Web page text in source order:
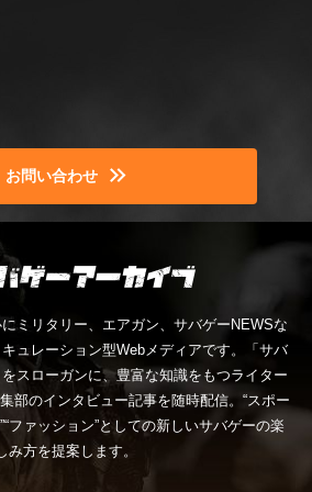
お問い合わせ
ミリタリー、エアガン、サバゲーNEWSな
ュレーション型Webメディアです。「サバ
スローガンに、豊富な知識をもつライター
部のインタビュー記事を随時配信。“スポー
ファッション”としての新しいサバゲーの楽
み方を提案します。